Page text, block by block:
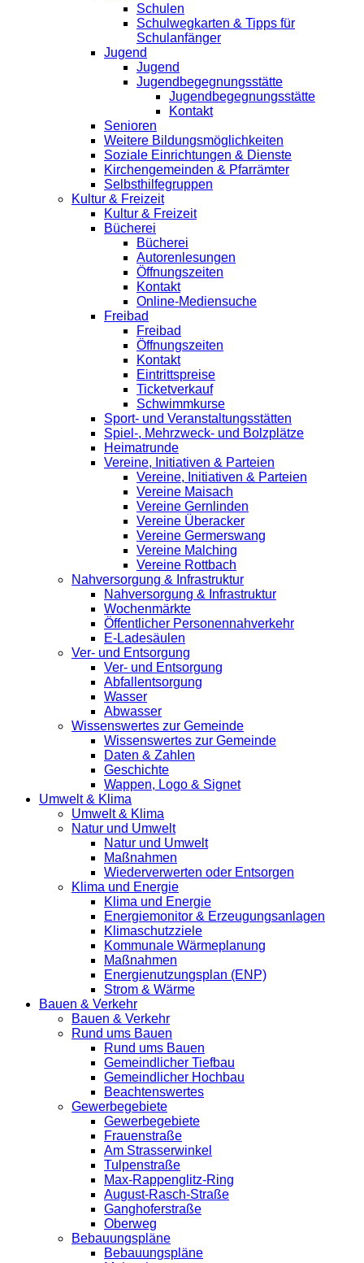
Schulen
Schulwegkarten & Tipps für
Schulanfänger
Jugend
Jugend
Jugendbegegnungsstätte
Jugendbegegnungsstätte
Kontakt
Senioren
Weitere Bildungsmöglichkeiten
Soziale Einrichtungen & Dienste
Kirchengemeinden & Pfarrämter
Selbsthilfegruppen
Kultur & Freizeit
Kultur & Freizeit
Bücherei
Bücherei
Autorenlesungen
Öffnungszeiten
Kontakt
Online-Mediensuche
Freibad
Freibad
Öffnungszeiten
Kontakt
Eintrittspreise
Ticketverkauf
Schwimmkurse
Sport- und Veranstaltungsstätten
Spiel-, Mehrzweck- und Bolzplätze
Heimatrunde
Vereine, Initiativen & Parteien
Vereine, Initiativen & Parteien
Vereine Maisach
Vereine Gernlinden
Vereine Überacker
Vereine Germerswang
Vereine Malching
Vereine Rottbach
Nahversorgung & Infrastruktur
Nahversorgung & Infrastruktur
Wochenmärkte
Öffentlicher Personennahverkehr
E-Ladesäulen
Ver- und Entsorgung
Ver- und Entsorgung
Abfallentsorgung
Wasser
Abwasser
Wissenswertes zur Gemeinde
Wissenswertes zur Gemeinde
Daten & Zahlen
Geschichte
Wappen, Logo & Signet
Umwelt & Klima
Umwelt & Klima
Natur und Umwelt
Natur und Umwelt
Maßnahmen
Wiederverwerten oder Entsorgen
Klima und Energie
Klima und Energie
Energiemonitor & Erzeugungsanlagen
Klimaschutzziele
Kommunale Wärmeplanung
Maßnahmen
Energienutzungsplan (ENP)
Strom & Wärme
Bauen & Verkehr
Bauen & Verkehr
Rund ums Bauen
Rund ums Bauen
Gemeindlicher Tiefbau
Gemeindlicher Hochbau
Beachtenswertes
Gewerbegebiete
Gewerbegebiete
Frauenstraße
Am Strasserwinkel
Tulpenstraße
Max-Rappenglitz-Ring
August-Rasch-Straße
Ganghoferstraße
Oberweg
Bebauungspläne
Bebauungspläne